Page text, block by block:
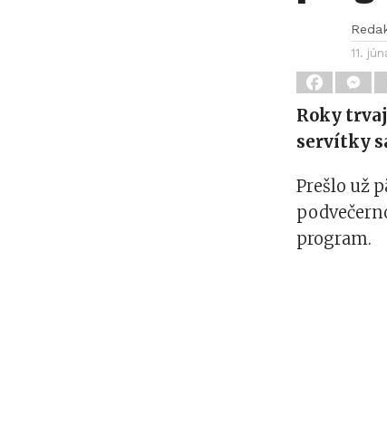
11.
Roky
servítky
Prešlo už
program.